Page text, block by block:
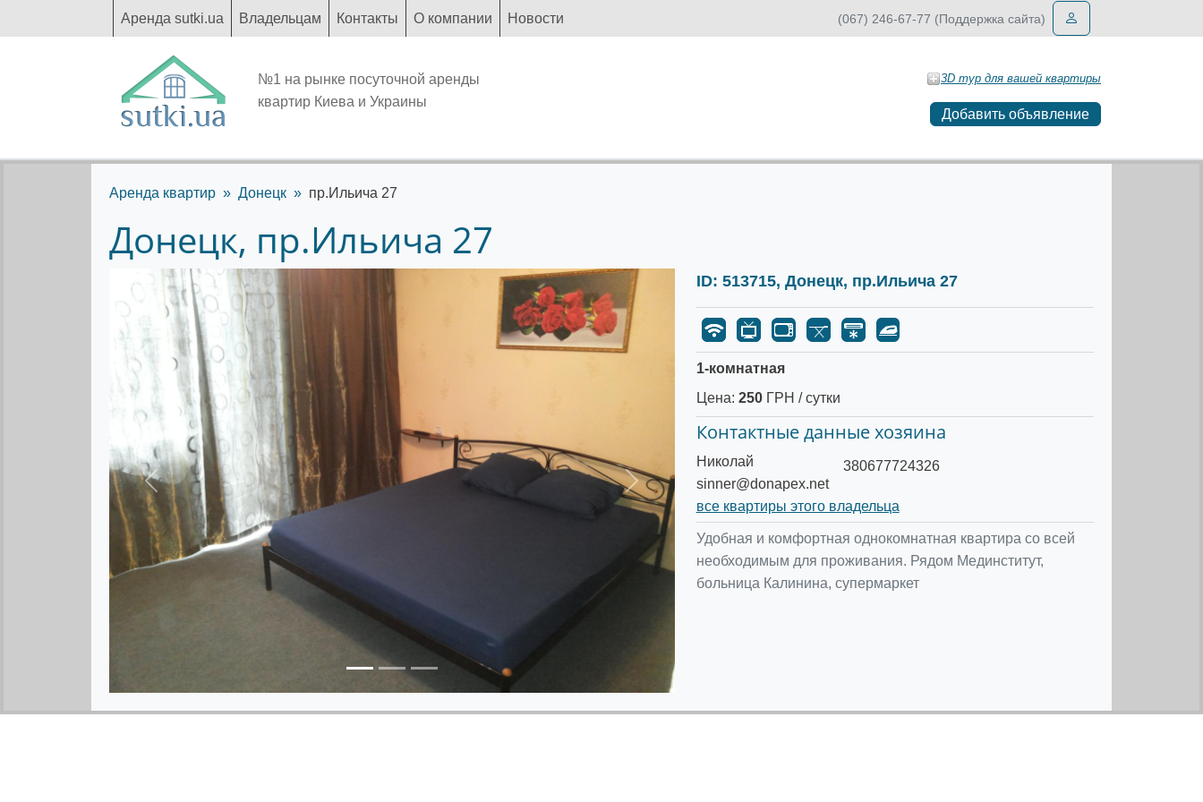
Аренда sutki.ua Владельцам Контакты О компании Новости (067) 246-67-77 (Поддержка сайта)
№1 на рынке посуточной аренды
квартир Киева и Украины
3D тур для вашей квартиры
Добавить объявление
Аренда квартир Донецк пр.Ильича 27
Донецк, пр.Ильича 27
Предыдущее Следующее
ID: 513715, Донецк, пр.Ильича 27
1-комнатная
Цена: 250ГРН / сутки
Контактные данные хозяина
Николай
sinner@donapex.net
380677724326
все квартиры этого владельца
Удобная и комфортная однокомнатная квартира со всей
необходимым для проживания. Рядом Мединститут,
больница Калинина, супермаркет